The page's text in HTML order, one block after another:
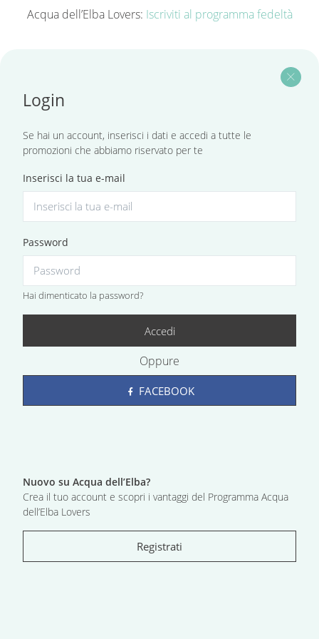
Acqua dell’Elba Lovers: Iscriviti al programma fedeltà
close
Login
Se hai un account, inserisci i dati e accedi a tutte le
promozioni che abbiamo riservato per te
Inserisci la tua e-mail
Password
Hai dimenticato la password?
Accedi
Oppure
FACEBOOK
Nuovo su Acqua dell’Elba?
Crea il tuo account e scopri i vantaggi del Programma Acqua
dell’Elba Lovers
Registrati